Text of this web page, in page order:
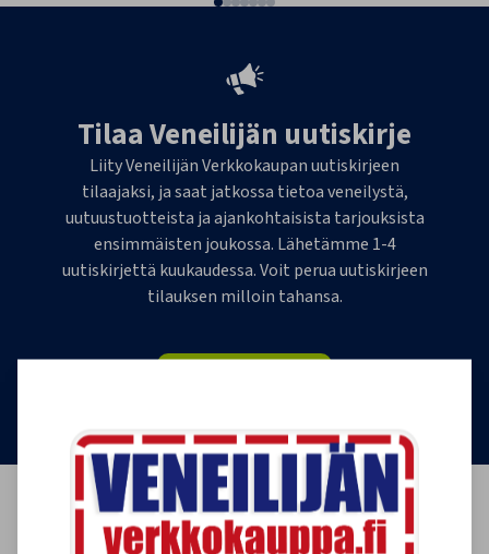
Tilaa Veneilijän uutiskirje
Liity Veneilijän Verkkokaupan uutiskirjeen
tilaajaksi, ja saat jatkossa tietoa veneilystä,
uutuustuotteista ja ajankohtaisista tarjouksista
ensimmäisten joukossa. Lähetämme 1-4
uutiskirjettä kuukaudessa. Voit perua uutiskirjeen
tilauksen milloin tahansa.